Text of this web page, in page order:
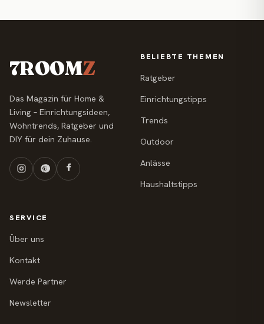
7ROOMZ
Das Magazin für Home &
Living – Einrichtungsideen,
Wohntrends, Ratgeber und
DIY für dein Zuhause.
BELIEBTE THEMEN
Ratgeber
Einrichtungstipps
Trends
Outdoor
Anlässe
Haushaltstipps
SERVICE
Über uns
Kontakt
Werde Partner
Newsletter